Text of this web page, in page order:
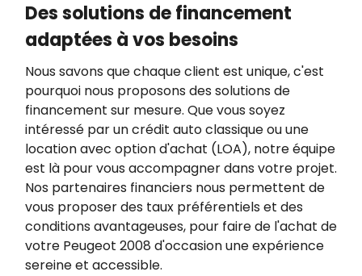
Des solutions de financement
adaptées à vos besoins
Nous savons que chaque client est unique, c'est
pourquoi nous proposons des solutions de
financement sur mesure. Que vous soyez
intéressé par un crédit auto classique ou une
location avec option d'achat (LOA), notre équipe
est là pour vous accompagner dans votre projet.
Nos partenaires financiers nous permettent de
vous proposer des taux préférentiels et des
conditions avantageuses, pour faire de l'achat de
votre Peugeot 2008 d'occasion une expérience
sereine et accessible.